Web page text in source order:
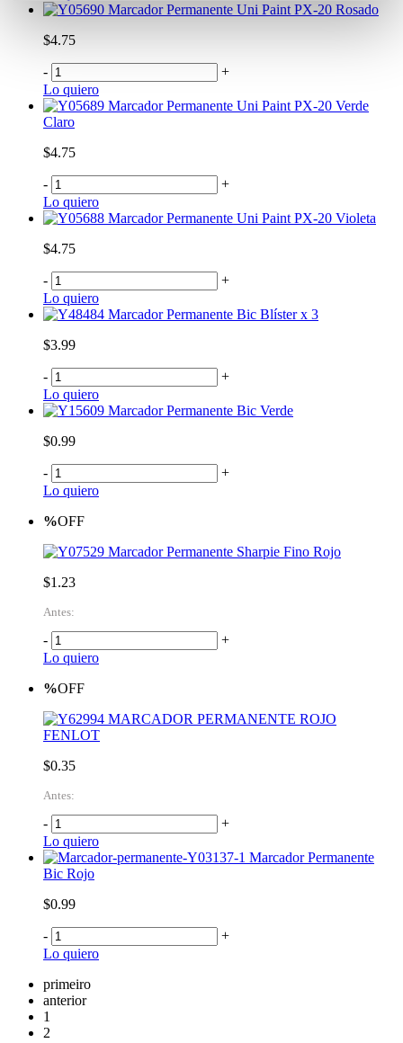
Marcador Permanente Uni Paint PX-20 Rosado
$4.75
-
+
Lo quiero
Marcador Permanente Uni Paint PX-20 Verde
Claro
$4.75
-
+
Lo quiero
Marcador Permanente Uni Paint PX-20 Violeta
$4.75
-
+
Lo quiero
Marcador Permanente Bic Blíster x 3
$3.99
-
+
Lo quiero
Marcador Permanente Bic Verde
$0.99
-
+
Lo quiero
%OFF
Marcador Permanente Sharpie Fino Rojo
$1.23
Antes:
-
+
Lo quiero
%OFF
MARCADOR PERMANENTE ROJO
FENLOT
$0.35
Antes:
-
+
Lo quiero
Marcador Permanente
Bic Rojo
$0.99
-
+
Lo quiero
primeiro
anterior
1
2